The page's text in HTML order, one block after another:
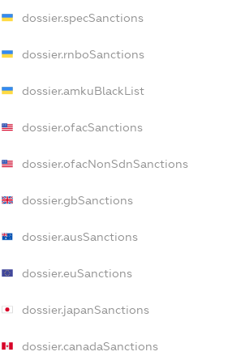
dossier.specSanctions
dossier.rnboSanctions
dossier.amkuBlackList
dossier.ofacSanctions
dossier.ofacNonSdnSanctions
dossier.gbSanctions
dossier.ausSanctions
dossier.euSanctions
dossier.japanSanctions
dossier.canadaSanctions